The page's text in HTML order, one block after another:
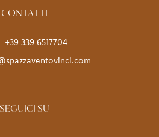
CONTATTI
+39 339 6517704
SEGUICI SU